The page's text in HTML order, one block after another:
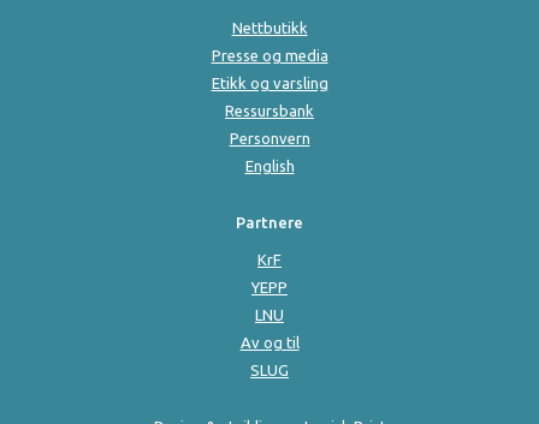
Nettbutikk
Presse og media
Etikk og varsling
Ressursbank
Personvern
English
Partnere
KrF
YEPP
LNU
Av og til
SLUG